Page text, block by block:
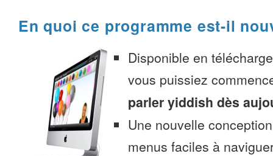
En quoi ce programme est-il
Disponible en
vous puissiez
parler yiddish dès
Une nouvelle
menus faciles à